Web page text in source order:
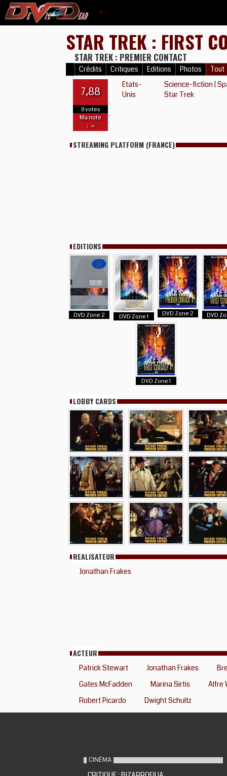
STAR TREK : FIRST
STAR TREK : PREMIER CONTACT
Crédits Critiques Editions Photos Tout
7,88
8 votes
Ma note
: -
Etats-
Unis
Science-fiction
Star Trek
STREAMING PLATFORM (FRANCE)
EDITIONS
DVD Zone 2 DVD Zone 1 DVD Zone 2 DVD
DVD Zone 1
LOBBY CARDS
REALISATEUR
Jonathan Frakes
ACTEUR
Patrick Stewart Jonathan Frakes
Gates McFadden
Marina Sirtis
Alfre
Robert Picardo
Dwight Schultz
CINÉMA